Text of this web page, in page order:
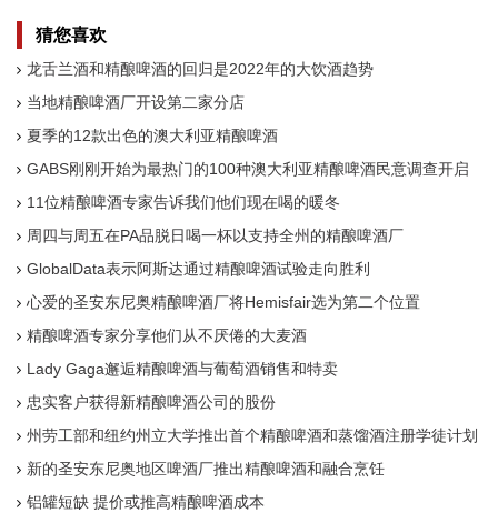
猜您喜欢
龙舌兰酒和精酿啤酒的回归是2022年的大饮酒趋势
当地精酿啤酒厂开设第二家分店
夏季的12款出色的澳大利亚精酿啤酒
GABS刚刚开始为最热门的100种澳大利亚精酿啤酒民意调查开启
11位精酿啤酒专家告诉我们他们现在喝的暖冬
周四与周五在PA品脱日喝一杯以支持全州的精酿啤酒厂
GlobalData表示阿斯达通过精酿啤酒试验走向胜利
心爱的圣安东尼奥精酿啤酒厂将Hemisfair选为第二个位置
精酿啤酒专家分享他们从不厌倦的大麦酒
Lady Gaga邂逅精酿啤酒与葡萄酒销售和特卖
忠实客户获得新精酿啤酒公司的股份
州劳工部和纽约州立大学推出首个精酿啤酒和蒸馏酒注册学徒计划
新的圣安东尼奥地区啤酒厂推出精酿啤酒和融合烹饪
铝罐短缺 提价或推高精酿啤酒成本